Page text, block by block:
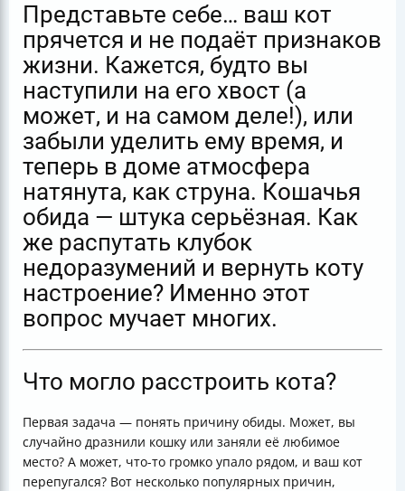
Представьте себе… ваш кот
прячется и не подаёт признаков
жизни. Кажется, будто вы
наступили на его хвост (а
может, и на самом деле!), или
забыли уделить ему время, и
теперь в доме атмосфера
натянута, как струна. Кошачья
обида — штука серьёзная. Как
же распутать клубок
недоразумений и вернуть коту
настроение? Именно этот
вопрос мучает многих.
Что могло расстроить кота?
Первая задача — понять причину обиды. Может, вы
случайно дразнили кошку или заняли её любимое
место? А может, что-то громко упало рядом, и ваш кот
перепугался? Вот несколько популярных причин,